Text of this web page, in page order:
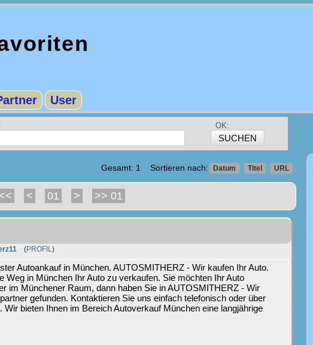
User
OK:
Gesamt: 1 Sortieren nach: Datum Titel URL
< 01 > >> 01
(PROFIL)
Autoankauf in München. AUTOSMITHERZ - Wir kaufen Ihr Auto.
Weg in München Ihr Auto zu verkaufen. Sie möchten Ihr Auto
im Münchener Raum, dann haben Sie in AUTOSMITHERZ - Wir
gefunden. Kontaktieren Sie uns einfach telefonisch oder über
bieten Ihnen im Bereich Autoverkauf München eine langjährige